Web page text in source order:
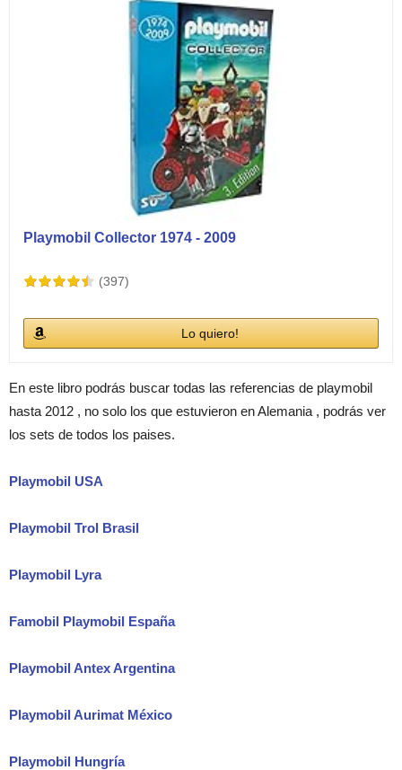
Playmobil Collector 1974 - 2009
(397)
Lo quiero!
En este libro podrás buscar todas las referencias de playmobil
hasta 2012 , no solo los que estuvieron en Alemania , podrás ver
los sets de todos los paises.
Playmobil USA
Playmobil Trol Brasil
Playmobil Lyra
Famobil Playmobil España
Playmobil Antex Argentina
Playmobil Aurimat México
Playmobil Hungría